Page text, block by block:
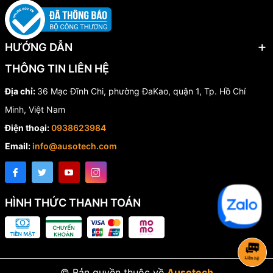
Ứng dụng
Chiếu sáng biển quảng cáo.
Chiếu sáng không gian bên ngoài tòa nhà, công trình công cộng,
Lắp đặt trên cột đèn, tường
HƯỚNG DẪN
THÔNG TIN LIÊN HỆ
Địa chỉ: 36 Mạc Đĩnh Chi, phường ĐaKao, quận 1, Tp. Hồ Chí
Minh, Việt Nam
Điện thoại:0938623984
Email:info@ausotech.com
HÌNH THỨC THANH TOÁN